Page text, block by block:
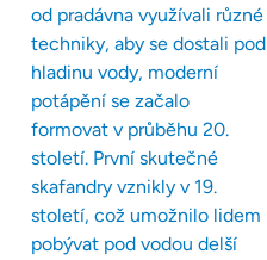
od pradávna využívali různé
techniky, aby se dostali pod
hladinu vody, moderní
potápění se začalo
formovat v průběhu 20.
století. První skutečné
skafandry vznikly v 19.
století, což umožnilo lidem
pobývat pod vodou delší